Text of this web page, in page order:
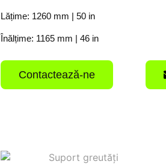
Lățime: 1260 mm | 50 in
Înălțime: 1165 mm | 46 in
Contactează-ne